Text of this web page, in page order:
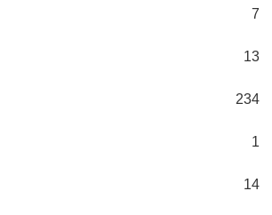
7
13
234
1
14